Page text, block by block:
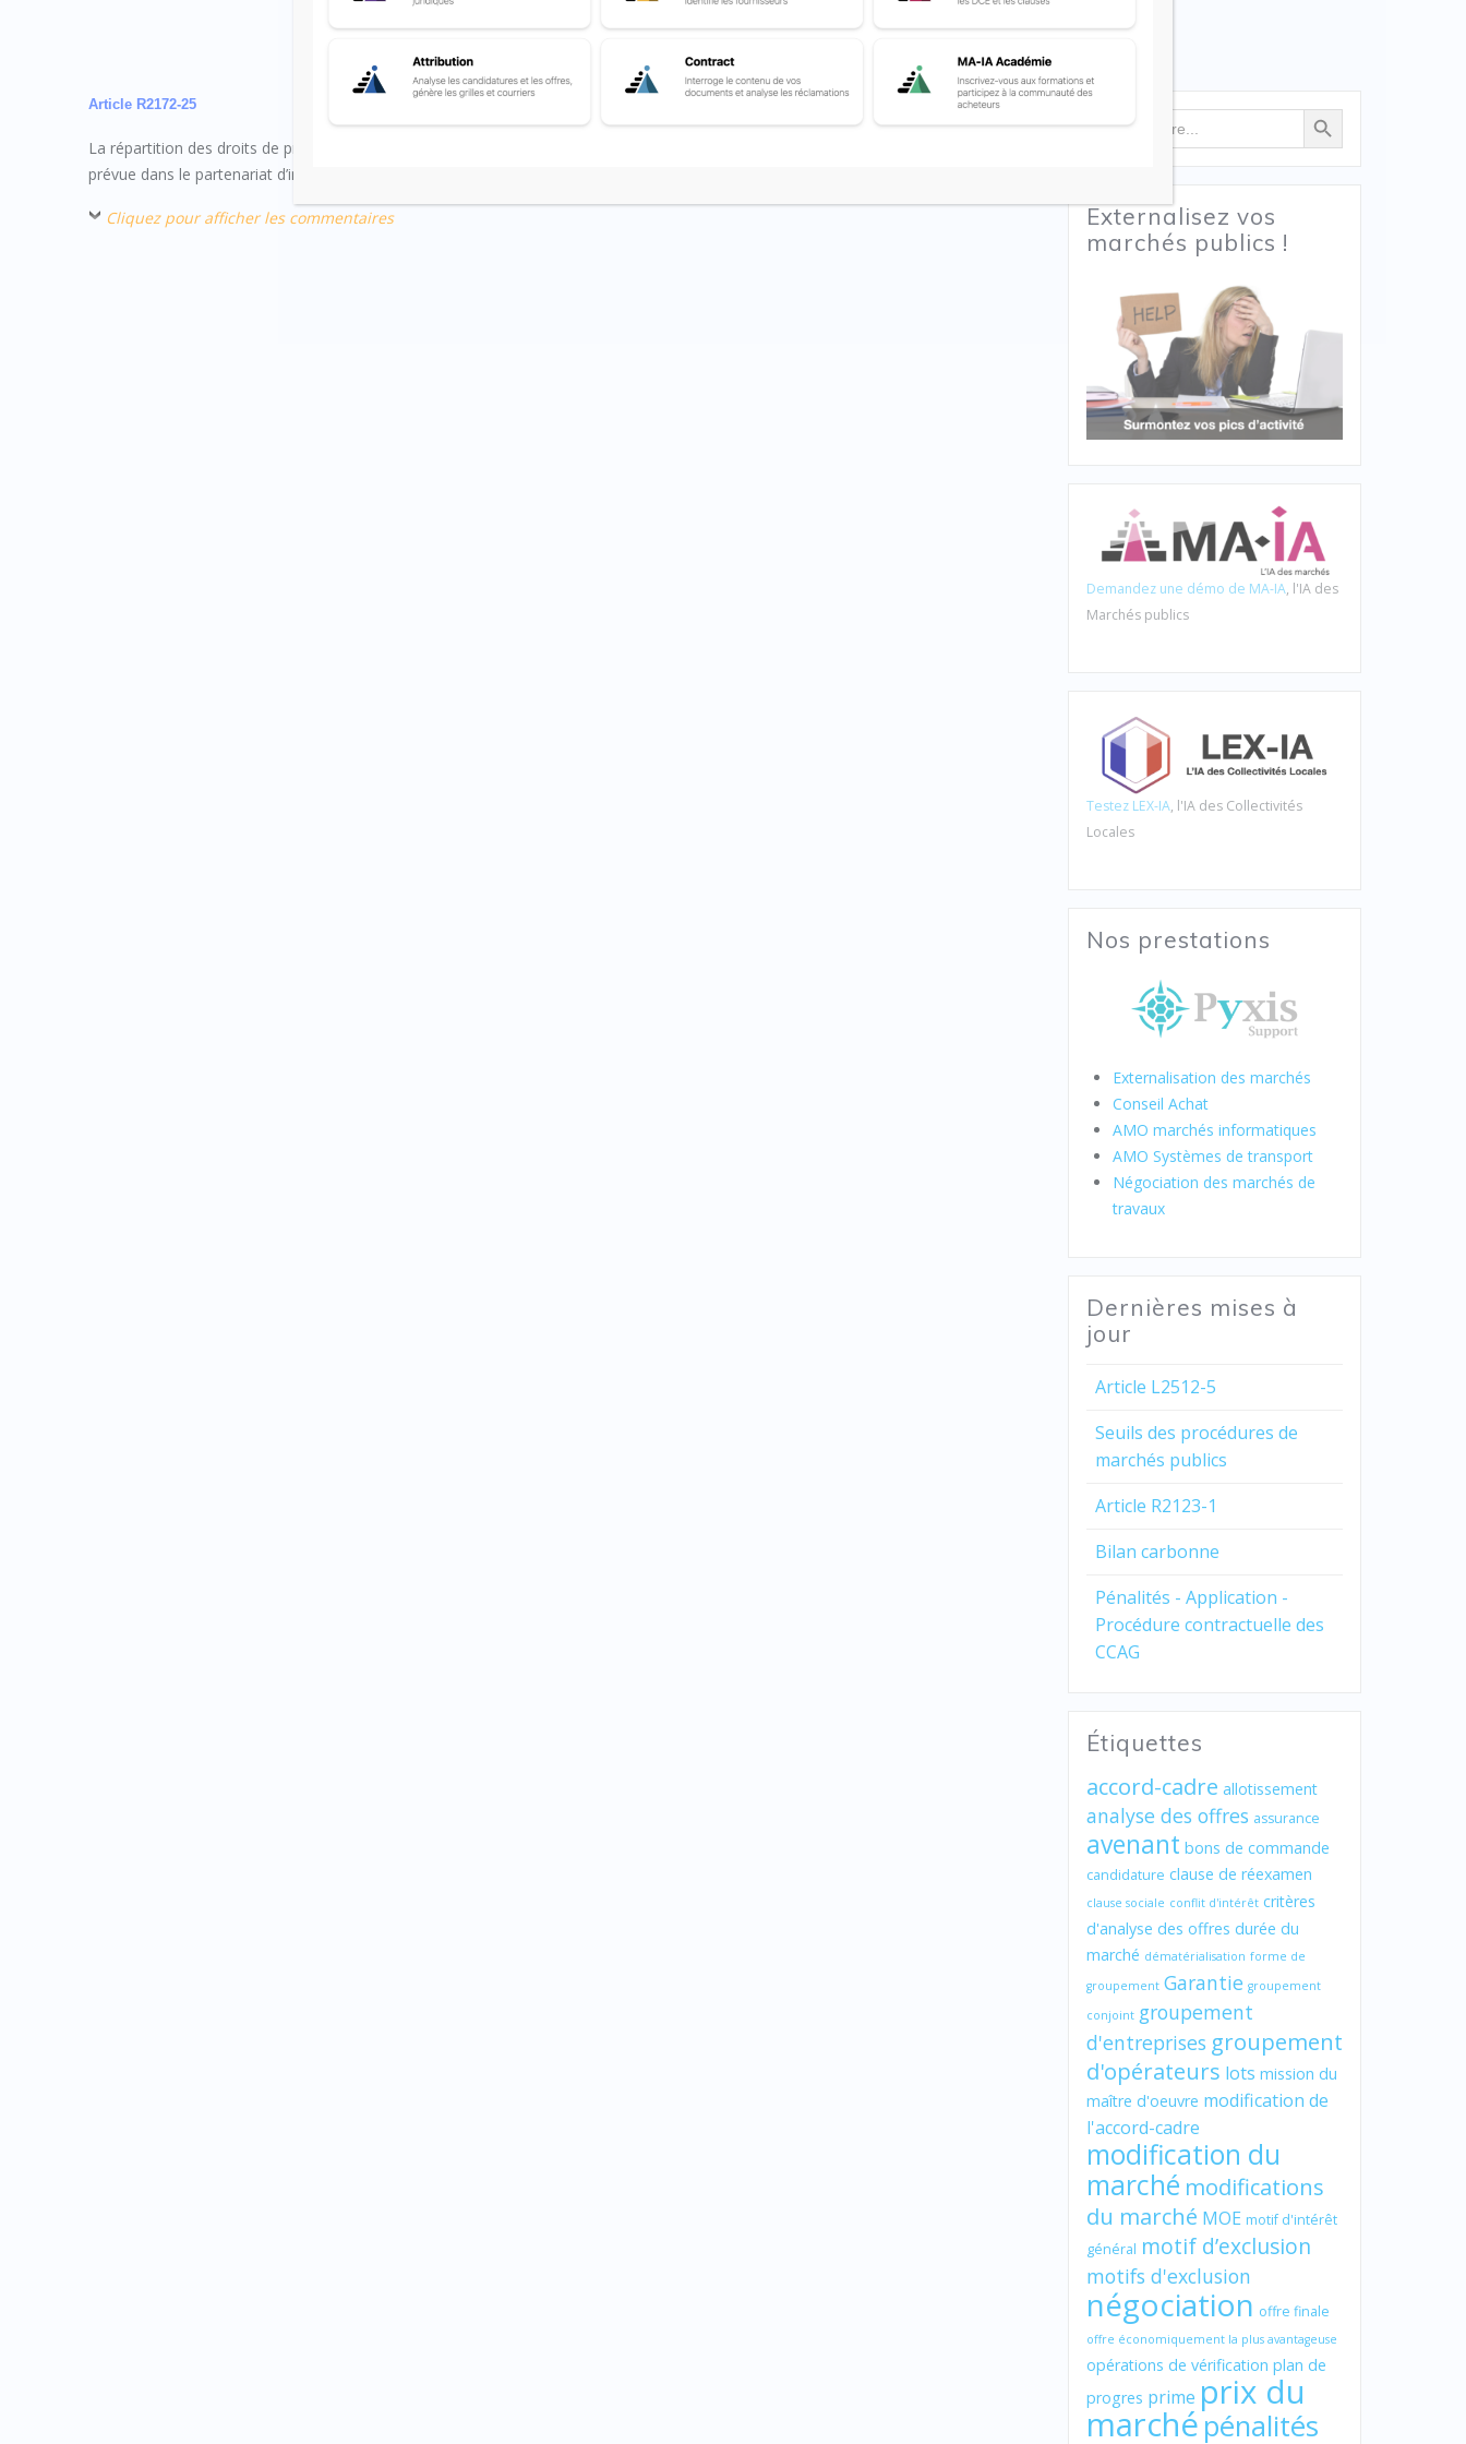
Article R2172-25
La répartition des droits de propriété intellectuelle, notamment quant aux résultats des phases de recherche et développement, est
prévue dans le partenariat d’innovation.
Cliquez pour afficher les commentaires
for:
Search Button
Externalisez vos
marchés publics !
Demandez une démo de MA-IA, l'IA des
Marchés publics
Testez LEX-IA, l'IA des Collectivités
Locales
Nos prestations
Externalisation des marchés
Conseil Achat
AMO marchés informatiques
AMO Systèmes de transport
Négociation des marchés de
travaux
Dernières mises à
jour
Article L2512-5
Seuils des procédures de
marchés publics
Article R2123-1
Bilan carbonne
Pénalités - Application -
Procédure contractuelle des
CCAG
Étiquettes
accord-cadre allotissement
analyse des offres assurance
avenant bons de commande
candidature clause de réexamen
clause sociale conflit d'intérêt critères
d'analyse des offres durée du
marché dématérialisation forme de
groupement Garantie groupement
conjoint groupement
d'entreprises groupement
d'opérateurs lots mission du
maître d'oeuvre modification de
l'accord-cadre
modification du
marché modifications
du marché MOE motif d'intérêt
général motif d’exclusion
motifs d'exclusion
négociation offre finale
offre économiquement la plus avantageuse
opérations de vérification plan de
progres prime prix du
marché pénalités